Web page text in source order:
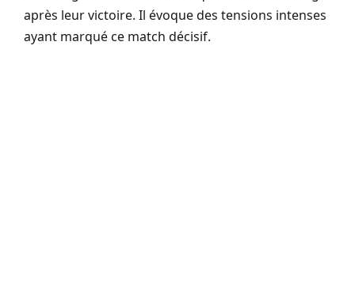
après leur victoire. Il évoque des tensions intenses
ayant marqué ce match décisif.